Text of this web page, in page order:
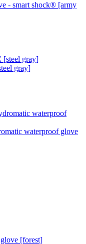
- smart shock® [army
gray]
waterproof glove